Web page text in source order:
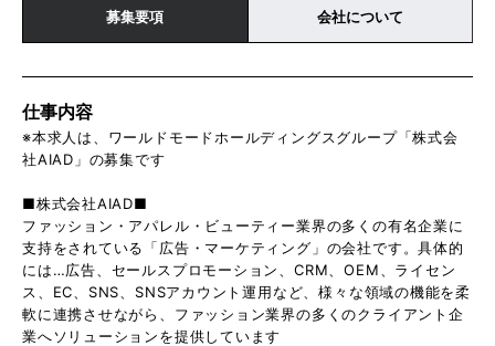
募集要項 会社について
仕事内容
※本求人は、ワールドモードホールディングスグループ「株式会
社AIAD」の募集です
■株式会社AIAD■
ファッション・アパレル・ビューティー業界の多くの有名企業に
支持をされている「広告・マーケティング」の会社です。具体的
には…広告、セールスプロモーション、CRM、OEM、ライセン
ス、EC、SNS、SNSアカウント運用など、様々な領域の機能を柔
軟に連携させながら、ファッション業界の多くのクライアント企
業へソリューションを提供しています